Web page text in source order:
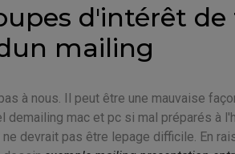
d'intérêt de
mailing
à nous. Il peut être une mauvaise
mac et pc si mal préparés à
devrait pas être lepage difficile. En